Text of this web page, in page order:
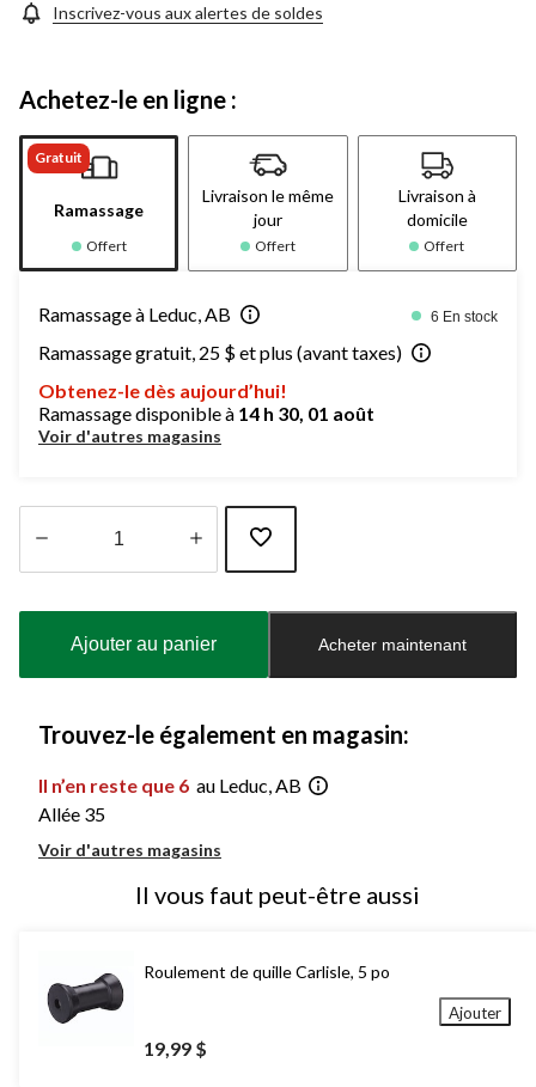
Inscrivez-vous aux alertes de soldes
Achetez-le en ligne :
Gratuit
Ramassage
Offert
Livraison le même
jour
Offert
Livraison à
domicile
Offert
Ramassage à Leduc, AB 6 En stock
Ramassage gratuit, 25 $ et plus (avant taxes)
Obtenez-le dès aujourd’hui!
Ramassage disponible à 14 h 30, 01 août
Voir d'autres magasins
à
Ajouter au panier Acheter maintenant
Trouvez-le également en magasin:
Il n’en reste que 6 au Leduc, AB
Allée 35
Voir d'autres magasins
Il vous faut peut-être aussi
Roulement de quille Carlisle, 5 po
19,99 $
Ajouter